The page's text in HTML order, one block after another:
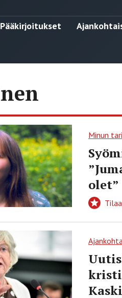
Pääkirjoitukset
Minun
olet”